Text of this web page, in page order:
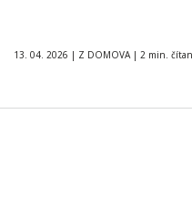
13. 04. 2026 | Z DOMOVA | 2 min.